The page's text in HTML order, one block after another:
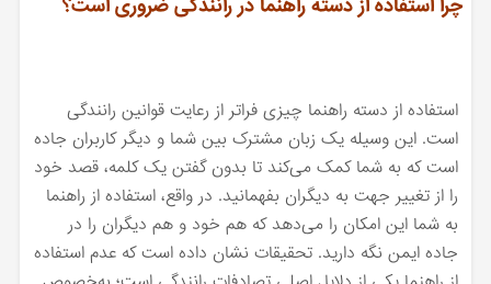
چرا استفاده از دسته راهنما در رانندگی ضروری است؟
استفاده از دسته راهنما چیزی فراتر از رعایت قوانین رانندگی
است. این وسیله یک زبان مشترک بین شما و دیگر کاربران جاده
است که به شما کمک می‌کند تا بدون گفتن یک کلمه، قصد خود
را از تغییر جهت به دیگران بفهمانید. در واقع، استفاده از راهنما
به شما این امکان را می‌دهد که هم خود و هم دیگران را در
جاده ایمن نگه دارید. تحقیقات نشان داده است که عدم استفاده